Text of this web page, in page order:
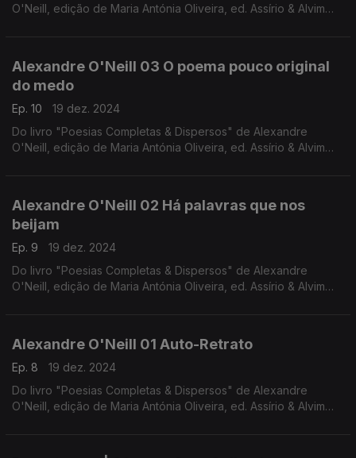
O'Neill, edição de Maria Antónia Oliveira, ed. Assírio & Alvim
Alexandre O'Neill 03 O poema pouco original
do medo
Ep. 10
19 dez. 2024
Do livro "Poesias Completas & Dispersos" de Alexandre
O'Neill, edição de Maria Antónia Oliveira, ed. Assírio & Alvim
Alexandre O'Neill 02 Há palavras que nos
beijam
Ep. 9
19 dez. 2024
Do livro "Poesias Completas & Dispersos" de Alexandre
O'Neill, edição de Maria Antónia Oliveira, ed. Assírio & Alvim
Alexandre O'Neill 01 Auto-Retrato
Ep. 8
19 dez. 2024
Do livro "Poesias Completas & Dispersos" de Alexandre
O'Neill, edição de Maria Antónia Oliveira, ed. Assírio & Alvim